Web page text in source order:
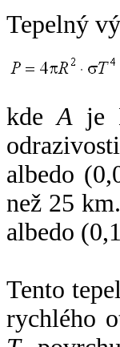
Tepelný
kdeA je
albedo
než 25
albedo
Tento
rychlého